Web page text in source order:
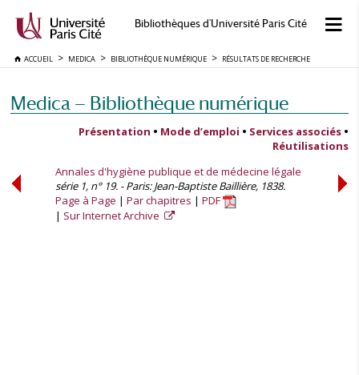
Bibliothèques d'Université Paris Cité
ACCUEIL MEDICA BIBLIOTHÈQUE NUMÉRIQUE RÉSULTATS DE RECHERCHE
Medica — Bibliothèque numérique
Présentation • Mode d’emploi • Services associés •
Réutilisations
Annales d'hygiène publique et de médecine légale
série 1, n° 19. - Paris: Jean-Baptiste Baillière, 1838.
Page à Page
Par chapitres
PDF
Sur Internet Archive